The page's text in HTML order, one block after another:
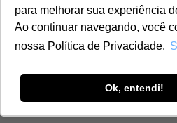
para melhorar sua experiência
Ao continuar navegando, você
nossa Política de Privacidade.
Ok, entendi!